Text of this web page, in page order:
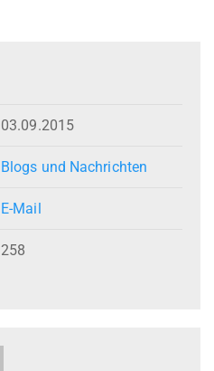
03.09.2015
Blogs und Nachrichten
E-Mail
258